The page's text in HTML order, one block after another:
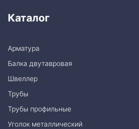
Каталог
Арматура
Балка двутавровая
Швеллер
Трубы
Трубы профильные
Уголок металлический